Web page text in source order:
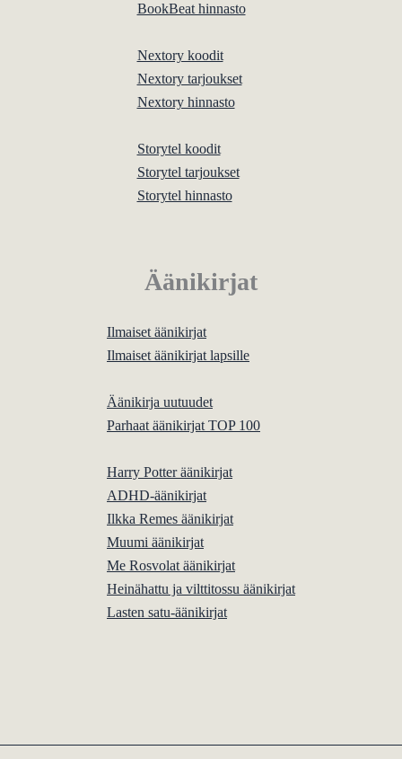
BookBeat hinnasto
Nextory koodit
Nextory tarjoukset
Nextory hinnasto
Storytel koodit
Storytel tarjoukset
Storytel hinnasto
Äänikirjat
Ilmaiset äänikirjat
Ilmaiset äänikirjat lapsille
Äänikirja uutuudet
Parhaat äänikirjat TOP 100
Harry Potter äänikirjat
ADHD-äänikirjat
Ilkka Remes äänikirjat
Muumi äänikirjat
Me Rosvolat äänikirjat
Heinähattu ja vilttitossu äänikirjat
Lasten satu-äänikirjat